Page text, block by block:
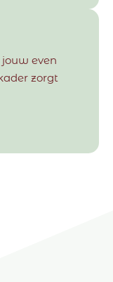
even
zorgt